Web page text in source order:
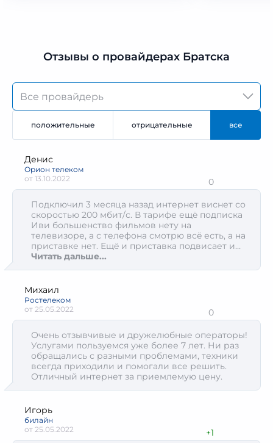
Отзывы о провайдерах Братска
положительные отрицательные все
0
Подключил 3 месяца назад интернет виснет со
скоростью 200 мбит/с. В тарифе ещë подписка
Иви большенство фильмов нету на
телевизоре, а с телефона смотрю всë есть, а на
приставке нет. Ещë и приставка подвисает и
просто ТВ смотришь бывает виснит
Читать дальше...
Денис
Орион телеком
от 13.10.2022
0
Очень отзывчивые и дружелюбные операторы!
Услугами пользуемся уже более 7 лет. Ни раз
обращались с разными проблемами, техники
всегда приходили и помогали все решить.
Отличный интернет за приемлемую цену.
Михаил
Ростелеком
от 25.05.2022
+1
Игорь
билайн
от 25.05.2022